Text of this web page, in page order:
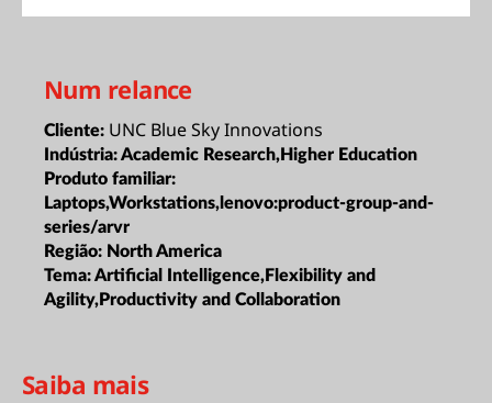
Num relance
Cliente: UNC Blue Sky Innovations
Indústria:Academic Research,Higher Education
Produto familiar:
Laptops,Workstations,lenovo:product-group-and-
series/arvr
Região: North America
Tema:Artificial Intelligence,Flexibility and
Agility,Productivity and Collaboration
Saiba mais